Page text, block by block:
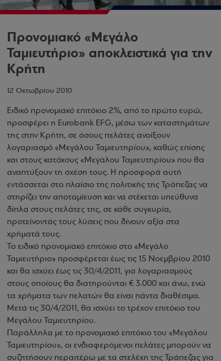
Προνομιακό «Μεγάλο
Ταμιευτήριο» αποκλειστικά για την
Κρήτη
12 Οκτωβρίου 2010
Ειδικό προνομιακό επιτόκιο 2%, από το πρώτο ευρώ,
προσφέρει η Eurobank EFG, μέσω των καταστημάτων
της στην Κρήτη, σε όσους πελάτες ανοίξουν
λογαριασμό «Μεγάλου Ταμιευτηρίου», καθώς επίσης
και στους κατόχους «Μεγάλου Ταμιευτηρίου» που θα
αναπτύξουν τη σχέση τους. Η προσφορά αυτή
εντάσσεται στο πλαίσιο της πολιτικής της Τράπεζας να
στηρίζει την αποταμίευση και να στέκεται υπεύθυνα
δίπλα στους πελάτες της, σε κάθε συγκυρία,
προτείνοντάς τους λύσεις που δίνουν αξία στα
χρήματά τους.
Το ειδικό προνομιακό επιτόκιο στο «Μεγάλο
Ταμιευτήριο» προσφέρεται έως τις 15 Νοεμβρίου 2010
και θα ισχύει έως τις 30/4/2011, για λογαριασμούς
στους οποίους θα διατηρούνται € 3.000 και άνω, ενώ
τα χρήματα των πελατών θα είναι πάντα διαθέσιμα.
Μετά τις 30/4/2011, θα ισχύει το τρέχον επιτόκιο του
Μεγάλου Ταμιευτηρίου.
Παράλληλα με το προνομιακό επιτόκιο του «Μεγάλου
Ταμιευτηρίου», οι ενδιαφερόμενοι πελάτες μπορούν να
συζητήσουν περαιτέρω με τα στελέχη της Τράπεζας για